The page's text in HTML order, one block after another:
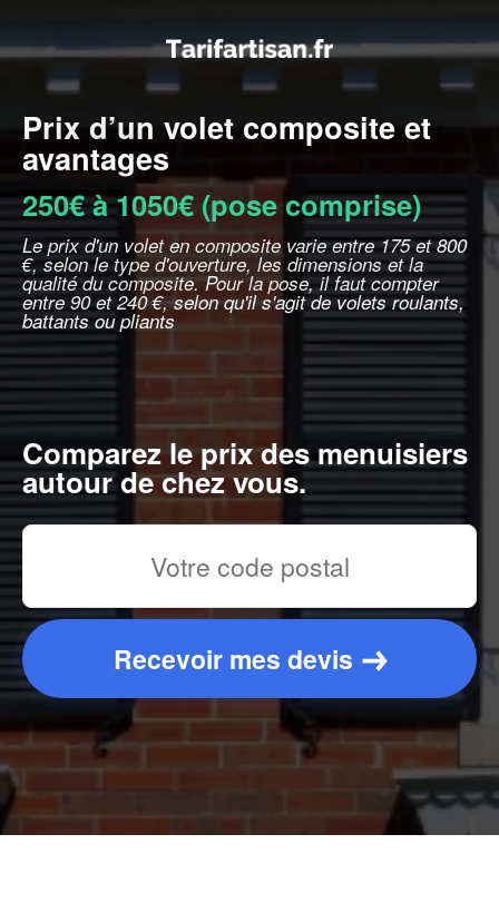
Prix d’un volet composite et
avantages
250€ à 1050€ (pose comprise)
Le prix d'un volet en composite varie entre 175 et 800
€, selon le type d'ouverture, les dimensions et la
qualité du composite. Pour la pose, il faut compter
entre 90 et 240 €, selon qu'il s'agit de volets roulants,
battants ou pliants
Comparez le prix des menuisiers
autour de chez vous.
Recevoir mes devis